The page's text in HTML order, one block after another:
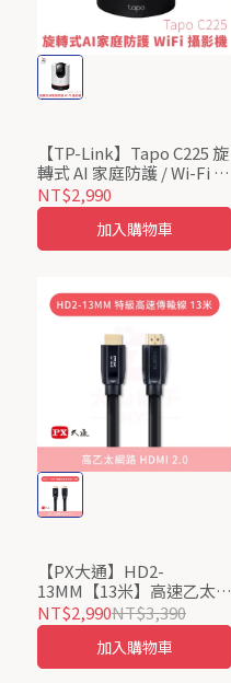
【TP-Link】Tapo C225 旋
轉式 AI 家庭防護 / Wi-Fi 網
路攝影機
NT$2,990
加入購物車
【PX大通】HD2-
13MM【13米】高速乙太網
HDMI線(黑色) HDMI2.0
NT$2,990NT$3,390
加入購物車